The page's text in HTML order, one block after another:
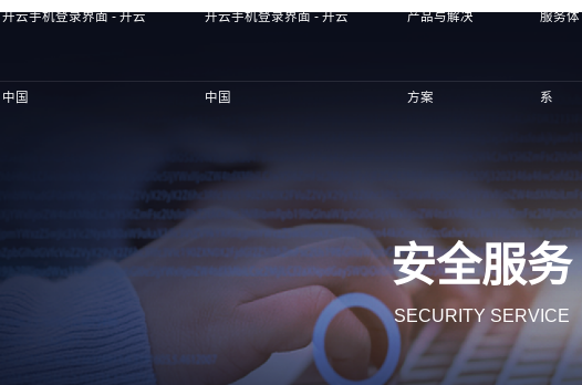
开云手机登录界面 - 开云
中国
开云手机登录界面 - 开云
中国
产品与解决
方案
服务体
系
安全服务
SECURITY SERVICE